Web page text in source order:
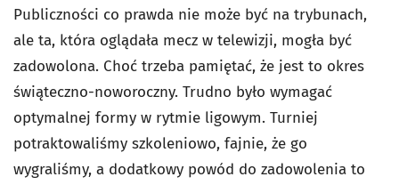
Publiczności co prawda nie może być na trybunach,
ale ta, która oglądała mecz w telewizji, mogła być
zadowolona. Choć trzeba pamiętać, że jest to okres
świąteczno-noworoczny. Trudno było wymagać
optymalnej formy w rytmie ligowym. Turniej
potraktowaliśmy szkoleniowo, fajnie, że go
wygraliśmy, a dodatkowy powód do zadowolenia to